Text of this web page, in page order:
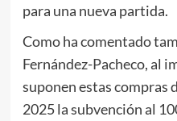
para una nueva partida.
Como ha comentado
Fernández-Pacheco, al
suponen estas compras
2025 la subvención al